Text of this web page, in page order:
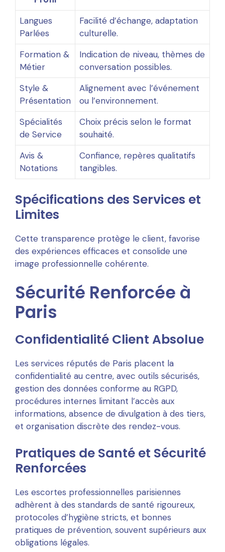
Langues
Parlées
Facilité d’échange, adaptation
culturelle.
Formation &
Métier
Indication de niveau, thèmes de
conversation possibles.
Style &
Présentation
Alignement avec l’événement
ou l’environnement.
Spécialités
de Service
Choix précis selon le format
souhaité.
Avis &
Notations
Confiance, repères qualitatifs
tangibles.
Spécifications des Services et
Limites
Cette transparence protège le client, favorise
des expériences efficaces et consolide une
image professionnelle cohérente.
Sécurité Renforcée à
Paris
Confidentialité Client Absolue
Les services réputés de Paris placent la
confidentialité au centre, avec outils sécurisés,
gestion des données conforme au RGPD,
procédures internes limitant l’accès aux
informations, absence de divulgation à des tiers,
et organisation discrète des rendez-vous.
Pratiques de Santé et Sécurité
Renforcées
Les escortes professionnelles parisiennes
adhèrent à des standards de santé rigoureux,
protocoles d’hygiène stricts, et bonnes
pratiques de prévention, souvent supérieurs aux
obligations légales.